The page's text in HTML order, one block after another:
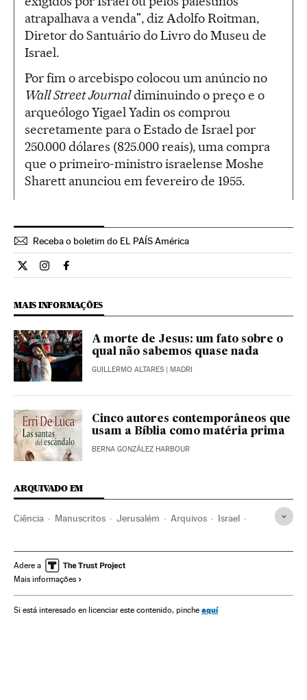
atrapalhava a venda", diz Adolfo Roitman,
Diretor do Santuário do Livro do Museu de
Israel.
Por fim o arcebispo colocou um anúncio no
Wall Street Journaldiminuindo o preço e o
arqueólogo Yigael Yadin os comprou
secretamente para o Estado de Israel por
250.000 dólares (825.000 reais), uma compra
que o primeiro-ministro israelense Moshe
Sharett anunciou em fevereiro de 1955.
Receba o boletim do EL PAÍS América
Cultura El País Brasil en Twitter
Cultura El País Brasil en Instagram
Cultura El País Brasil en Facebook
MAIS INFORMAÇÕES
A morte de Jesus: um fato sobre o
qual não sabemos quase nada
GUILLERMO ALTARES | MADRI
Cinco autores contemporâneos que
usam a Bíblia como matéria prima
BERNA GONZÁLEZ HARBOUR
ARQUIVADO EM
Ciência Manuscritos Jerusalém Arquivos Israel
Cultura
Adere a
Mais informações
Si está interesado en licenciar este contenido, pinche aquí